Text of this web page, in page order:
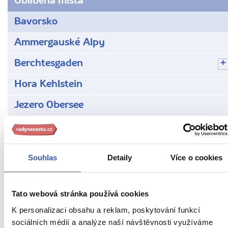
Souhlas Detaily Více o cookies
Tato webová stránka používá cookies
K personalizaci obsahu a reklam, poskytování funkcí
sociálních médií a analýze naší návštěvnosti využíváme
Bavorsko
Ammergauské Alpy
Berchtesgaden
Hora Kehlstein
Jezero Obersee
Klášter Ettal
Kostel Wieskirche
Orlí hnízdo
Vodopád Röthbachfall